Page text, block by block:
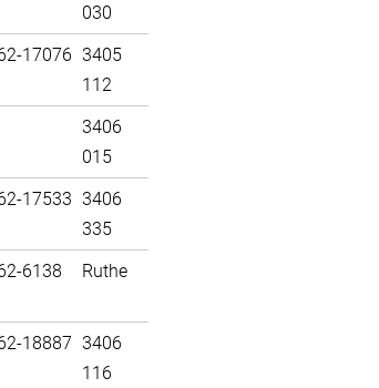
030
17076 3405
112
3406
015
17533 3406
335
6138 Ruthe
18887 3406
116